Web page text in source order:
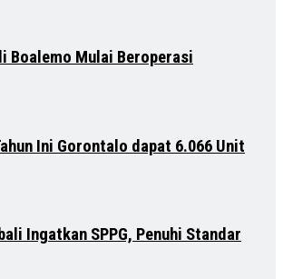
Boalemo Mulai Beroperasi
Ini Gorontalo dapat 6.066 Unit
Ingatkan SPPG, Penuhi Standar